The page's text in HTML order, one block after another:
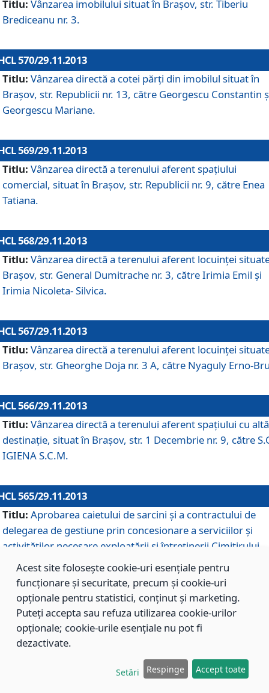
Titlu: Vânzarea imobilului situat în Braşov, str. Tiberiu
Brediceanu nr. 3.
570/29.11.2013
Titlu: Vânzarea directă a cotei părţi din imobilul situat în
Braşov, str. Republicii nr. 13, către Georgescu Constantin
Georgescu Mariane.
569/29.11.2013
Titlu: Vânzarea directă a terenului aferent spaţiului
comercial, situat în Braşov, str. Republicii nr. 9, către Enea
Tatiana.
568/29.11.2013
Titlu: Vânzarea directă a terenului aferent locuinţei
Braşov, str. General Dumitrache nr. 3, către Irimia Emil şi
Irimia Nicoleta- Silvica.
567/29.11.2013
Titlu: Vânzarea directă a terenului aferent locuinţei
Braşov, str. Gheorghe Doja nr. 3 A, către Nyaguly Erno-
566/29.11.2013
Titlu: Vânzarea directă a terenului aferent spaţiului cu altă
destinaţie, situat în Braşov, str. 1 Decembrie nr. 9, către
IGIENA S.C.M.
565/29.11.2013
Titlu: Aprobarea caietului de sarcini şi a contractului de
delegarea de gestiune prin concesionare a serviciilor şi
activităţilor necesare exploatării şi întreţinerii Cimitirului
Municipal Braşov situat în str. Dimitrie Anghel nr. 19.
564/29.11.2013
Titlu: Completarea şi modificarea H.C.L. nr. 446/2013,
care s-a aprobat studiul de fundamentare pentru
Acest site folosește cookie-uri esențiale pentru
funcționare și securitate, precum și cookie-uri
opționale pentru statistici, conținut și marketing.
Puteți accepta sau refuza utilizarea cookie-urilor
opționale; cookie-urile esențiale nu pot fi
dezactivate.
Setări Respinge Accept toate